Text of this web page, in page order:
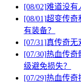
[08/02]难道没有
[08/01]超变传奇
有装备？
[07/31]真传奇无
[07/30]热血传奇
级避免损失？
[07/29]热血传奇